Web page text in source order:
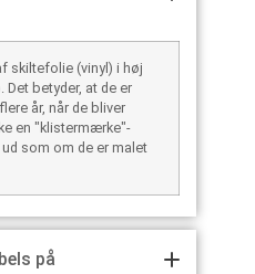
skiltefolie (vinyl) i høj
betyder, at de er
år, når de bliver
en "klistermærke"-
som om de er malet
på